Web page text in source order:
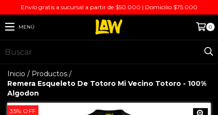
Envío gratis a sucursal a partir de $50.000 | Domicilio $75.000
MENÚ 0
Inicio / Productos /
Remera Esqueleto De Totoro Mi Vecino Totoro - 100%
Algodon
35% OFF